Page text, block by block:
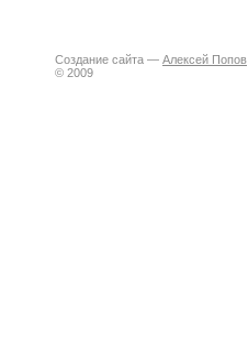
Создание сайта — Алексей Попов
© 2009